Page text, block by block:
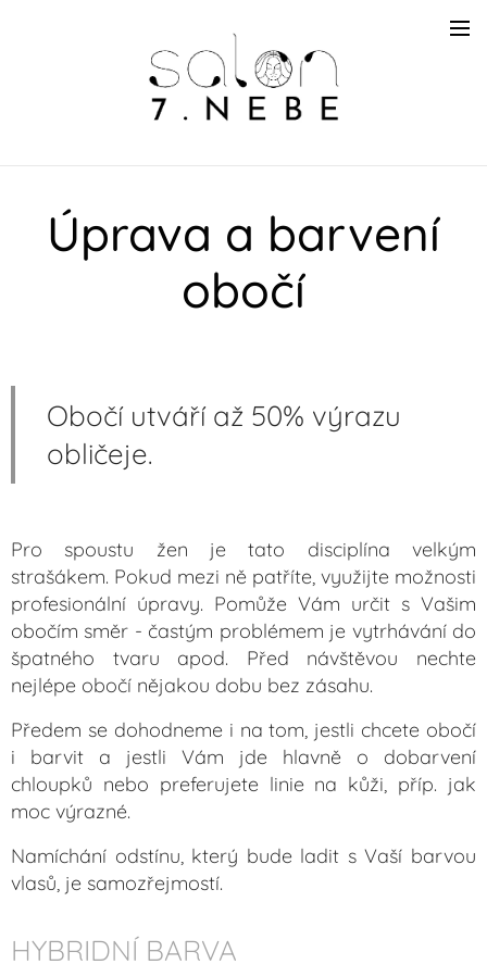
Úprava a barvení
obočí
Obočí utváří až 50% výrazu
obličeje.
Pro spoustu žen je tato disciplína velkým
strašákem. Pokud mezi ně patříte, využijte možnosti
profesionální úpravy. Pomůže Vám určit s Vašim
obočím směr - častým problémem je vytrhávání do
špatného tvaru apod. Před návštěvou nechte
nejlépe obočí nějakou dobu bez zásahu.
Předem se dohodneme i na tom, jestli chcete obočí
i barvit a jestli Vám jde hlavně o dobarvení
chloupků nebo preferujete linie na kůži, příp. jak
moc výrazné.
Namíchání odstínu, který bude ladit s Vaší barvou
vlasů, je samozřejmostí.
HYBRIDNÍ BARVA